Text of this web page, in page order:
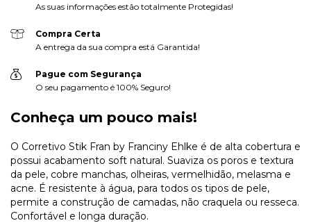
As suas informações estão totalmente Protegidas!
Compra Certa
A entrega da sua compra está Garantida!
Pague com Segurança
O seu pagamento é 100% Seguro!
Conheça um pouco mais!
O Corretivo Stik Fran by Franciny Ehlke é de alta cobertura e
possui acabamento soft natural. Suaviza os poros e textura
da pele, cobre manchas, olheiras, vermelhidão, melasma e
acne. É resistente à água, para todos os tipos de pele,
permite a construção de camadas, não craquela ou resseca.
Confortável e longa duração.